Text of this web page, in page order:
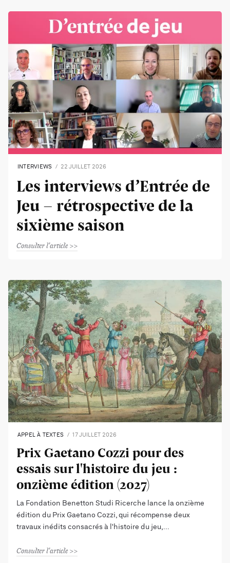
INTERVIEWS 22 JUILLET 2026
Les interviews d’Entrée de
Jeu - rétrospective de la
sixième saison
Consulter l'article
APPEL À TEXTES 17 JUILLET 2026
Prix Gaetano Cozzi pour des
essais sur l'histoire du jeu :
onzième édition (2027)
La Fondation Benetton Studi Ricerche lance la onzième
édition du Prix Gaetano Cozzi, qui récompense deux
travaux inédits consacrés à l'histoire du jeu,
Consulter l'article